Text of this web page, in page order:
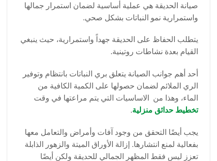
صيانة الحديقة هي عملية أساسية لضمان استمرار جمالها
واستمرارية نمو النباتات بشكل صحي.
يتطلب الحفاظ على الحديقة جهداً واستمرارية، حيث ينبغي
القيام بعدة نشاطات روتينية.
أحد أهم جوانب الصيانة يتعلق بري النباتات بانتظام وتوفير
الري الملائم لضمان حصولها على الكمية الكافية من
الماء، وهذا من الاساسيات التي يتم مراعتها في وقت
تخطيط حدائق منزلية.
يجب أيضًا التحقق من وجود آفات وأمراض والتعامل معها
بفعالية لمنع انتشارها. إزالة الأوراق الميتة والزهور الذابلة
تعزز ليس فقط المظهر الجمالي للحديقة ولكن أيضًا